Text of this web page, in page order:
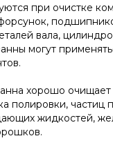
при очистке
вала,
могут
хорошо
полировки, частиц
жидкостей,